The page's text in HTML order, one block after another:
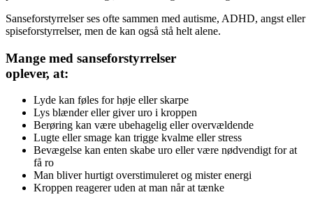
Sanseforstyrrelser ses ofte sammen med autisme, ADHD, angst eller
spiseforstyrrelser, men de kan også stå helt alene.
Mange med sanseforstyrrelser
oplever, at:
Lyde kan føles for høje eller skarpe
Lys blænder eller giver uro i kroppen
Berøring kan være ubehagelig eller overvældende
Lugte eller smage kan trigge kvalme eller stress
Bevægelse kan enten skabe uro eller være nødvendigt for at
få ro
Man bliver hurtigt overstimuleret og mister energi
Kroppen reagerer uden at man når at tænke